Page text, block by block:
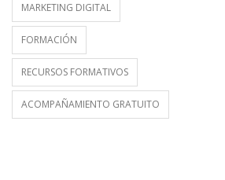
MARKETING DIGITAL
FORMACIÓN
RECURSOS FORMATIVOS
ACOMPAÑAMIENTO GRATUITO